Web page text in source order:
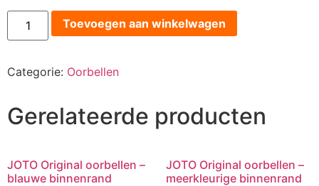
Toevoegen aan winkelwagen
Categorie: Oorbellen
Gerelateerde producten
JOTO Original oorbellen –
blauwe binnenrand
JOTO Original oorbellen –
meerkleurige binnenrand